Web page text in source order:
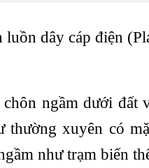
dây cáp điện
ngầm dưới đất
xuyên có
như trạm biến